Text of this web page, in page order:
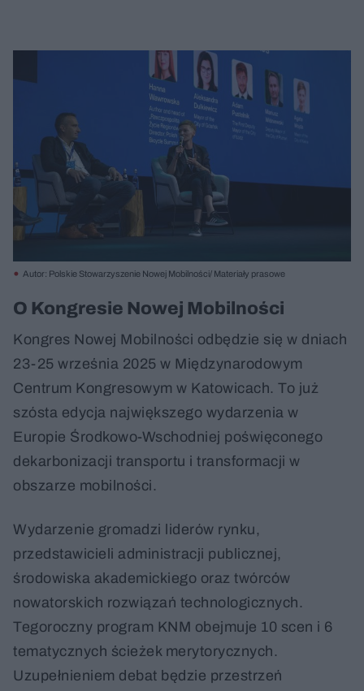
Autor: Polskie Stowarzyszenie Nowej Mobilności/ Materiały prasowe
O Kongresie Nowej Mobilności
Kongres Nowej Mobilności odbędzie się w dniach
23-25 września 2025 w Międzynarodowym
Centrum Kongresowym w Katowicach. To już
szósta edycja największego wydarzenia w
Europie Środkowo-Wschodniej poświęconego
dekarbonizacji transportu i transformacji w
obszarze mobilności.
Wydarzenie gromadzi liderów rynku,
przedstawicieli administracji publicznej,
środowiska akademickiego oraz twórców
nowatorskich rozwiązań technologicznych.
Tegoroczny program KNM obejmuje 10 scen i 6
tematycznych ścieżek merytorycznych.
Uzupełnieniem debat będzie przestrzeń